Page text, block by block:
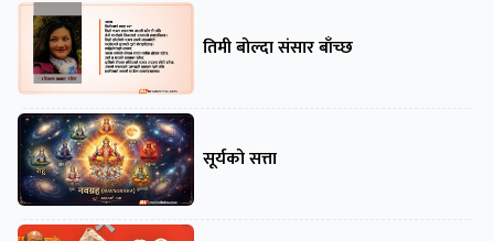
तिमी बोल्दा संसार बाँच्छ
सूर्यको सत्ता